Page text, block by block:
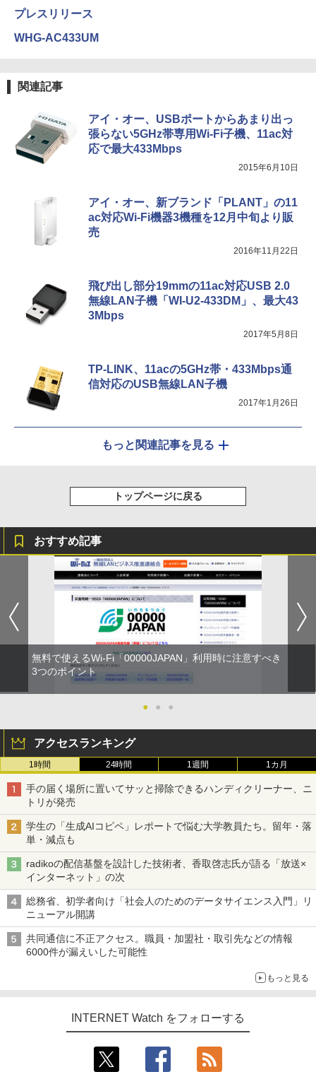
プレスリリース
WHG-AC433UM
関連記事
アイ・オー、USBポートからあまり出っ
張らない5GHz帯専用Wi-Fi子機、11ac対
応で最大433Mbps
2015年6月10日
アイ・オー、新ブランド「PLANT」の11
ac対応Wi-Fi機器3機種を12月中旬より販
売
2016年11月22日
飛び出し部分19mmの11ac対応USB 2.0
無線LAN子機「WI-U2-433DM」、最大43
3Mbps
2017年5月8日
TP-LINK、11acの5GHz帯・433Mbps通
信対応のUSB無線LAN子機
2017年1月26日
もっと関連記事を見る
トップページに戻る
おすすめ記事
無料で使えるWi-Fi「00000JAPAN」利用時に注意すべき
3つのポイント
● ● ●
アクセスランキング
1時間 24時間 1週間 1カ月
手の届く場所に置いてサッと掃除できるハンディクリーナー、ニ
トリが発売
学生の「生成AIコピペ」レポートで悩む大学教員たち。留年・落
単・減点も
radikoの配信基盤を設計した技術者、香取啓志氏が語る「放送×
インターネット」の次
総務省、初学者向け「社会人のためのデータサイエンス入門」リ
ニューアル開講
共同通信に不正アクセス。職員・加盟社・取引先などの情報
6000件が漏えいした可能性
もっと見る
INTERNET Watch をフォローする